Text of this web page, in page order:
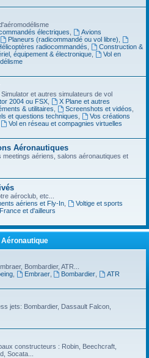
électriques
Avions
Planeurs (radicommandé ou vol libre)
radiocommandés
Construction &
équipement & électronique,
Vol en
et autres simulateurs de vol
2004 ou FSX,
X Plane et autres
& utilitaires Screenshots et vidéos
et questions techniques
Vos créations
Vol en réseau et compagnies virtuelles
Aéronautiques
aériens, salons aéronautiques et
aéroclub, etc...
aériens et Fly-In,
Voltige et sports
et d'ailleurs
Bombardier, ATR...
, Embraer, Bombardier
ATR
jets: Bombardier, Dassault Falcon,
constructeurs : Robin, Beechcraft,
Socata...